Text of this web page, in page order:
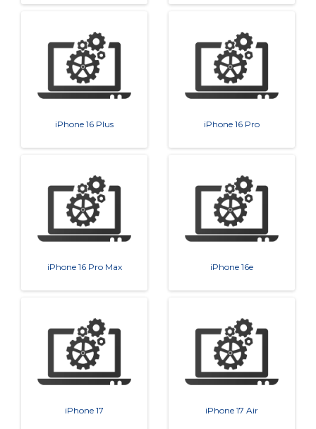
iPhone 16 Plus iPhone 16 Pro
iPhone 16 Pro Max iPhone 16e
iPhone 17 iPhone 17 Air